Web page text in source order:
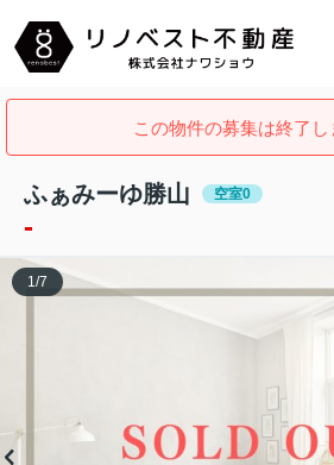
この物件の募集は終了し
ふぁみーゆ勝山 空室0
-
1 /7